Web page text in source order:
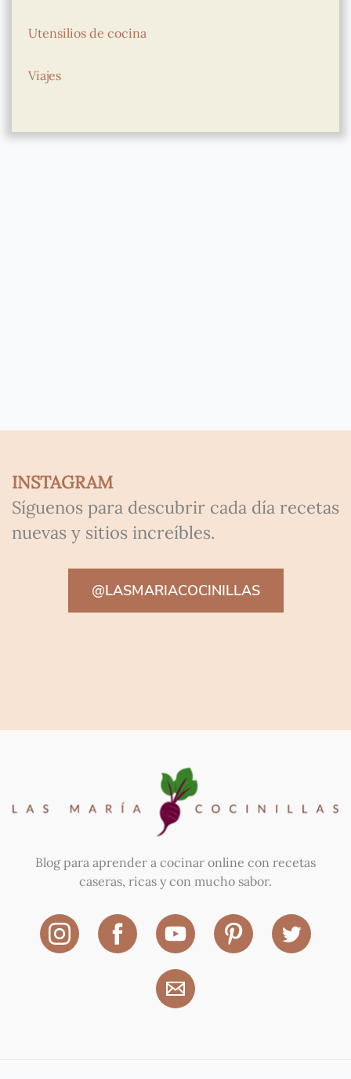
Utensilios de cocina
Viajes
INSTAGRAM
Síguenos para descubrir cada día recetas
nuevas y sitios increíbles.
@LASMARIACOCINILLAS
Blog para aprender a cocinar online con recetas
caseras, ricas y con mucho sabor.